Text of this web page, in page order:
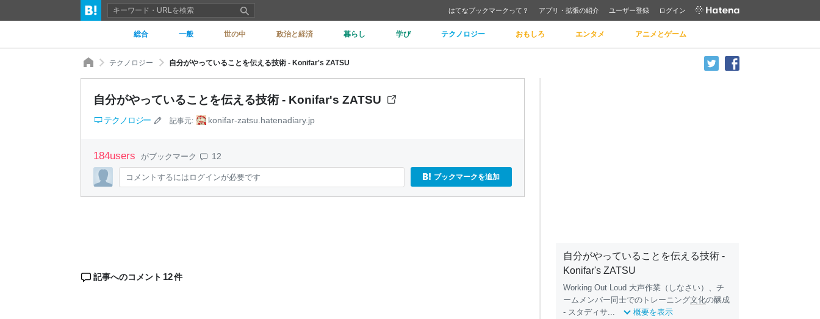
はてなブックマークって？ アプリ・拡張の紹介 ユーザー登録 ログイン
総合 一般 世の中 政治と経済 暮らし 学び テクノロジー おもしろ エンタメ アニメとゲーム
テクノロジー 自分がやっていることを伝える技術 - Konifar's ZATSU
自分がやっていることを伝える技術 - Konifar's ZATSU
テクノロジー 記事元: konifar-zatsu.hatenadiary.jp
184users がブックマーク 12
コメントするにはログインが必要です ブックマークを追加
記事へのコメント 12件
自分がやっていることを伝える技術 -
Konifar's ZATSU
Working Out Loud 大声作業（しなさい）、チ
ームメンバー同士でのトレーニング文化の醸成
- スタディサ...
概要を表示